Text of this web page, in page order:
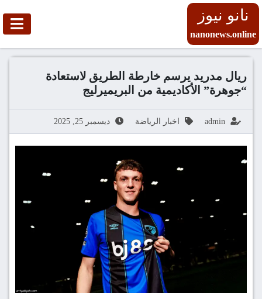
نانو نيوز
nanonews.online
ريال مدريد يرسم خارطة الطريق لاستعادة
“جوهرة” الأكاديمية من البريميرليج
admin اخبار الرياضة ديسمبر 25, 2025